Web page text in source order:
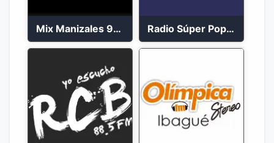
Mix Manizales 95.1 FM en Vivo Radio Súper Popayán en vivo 2023